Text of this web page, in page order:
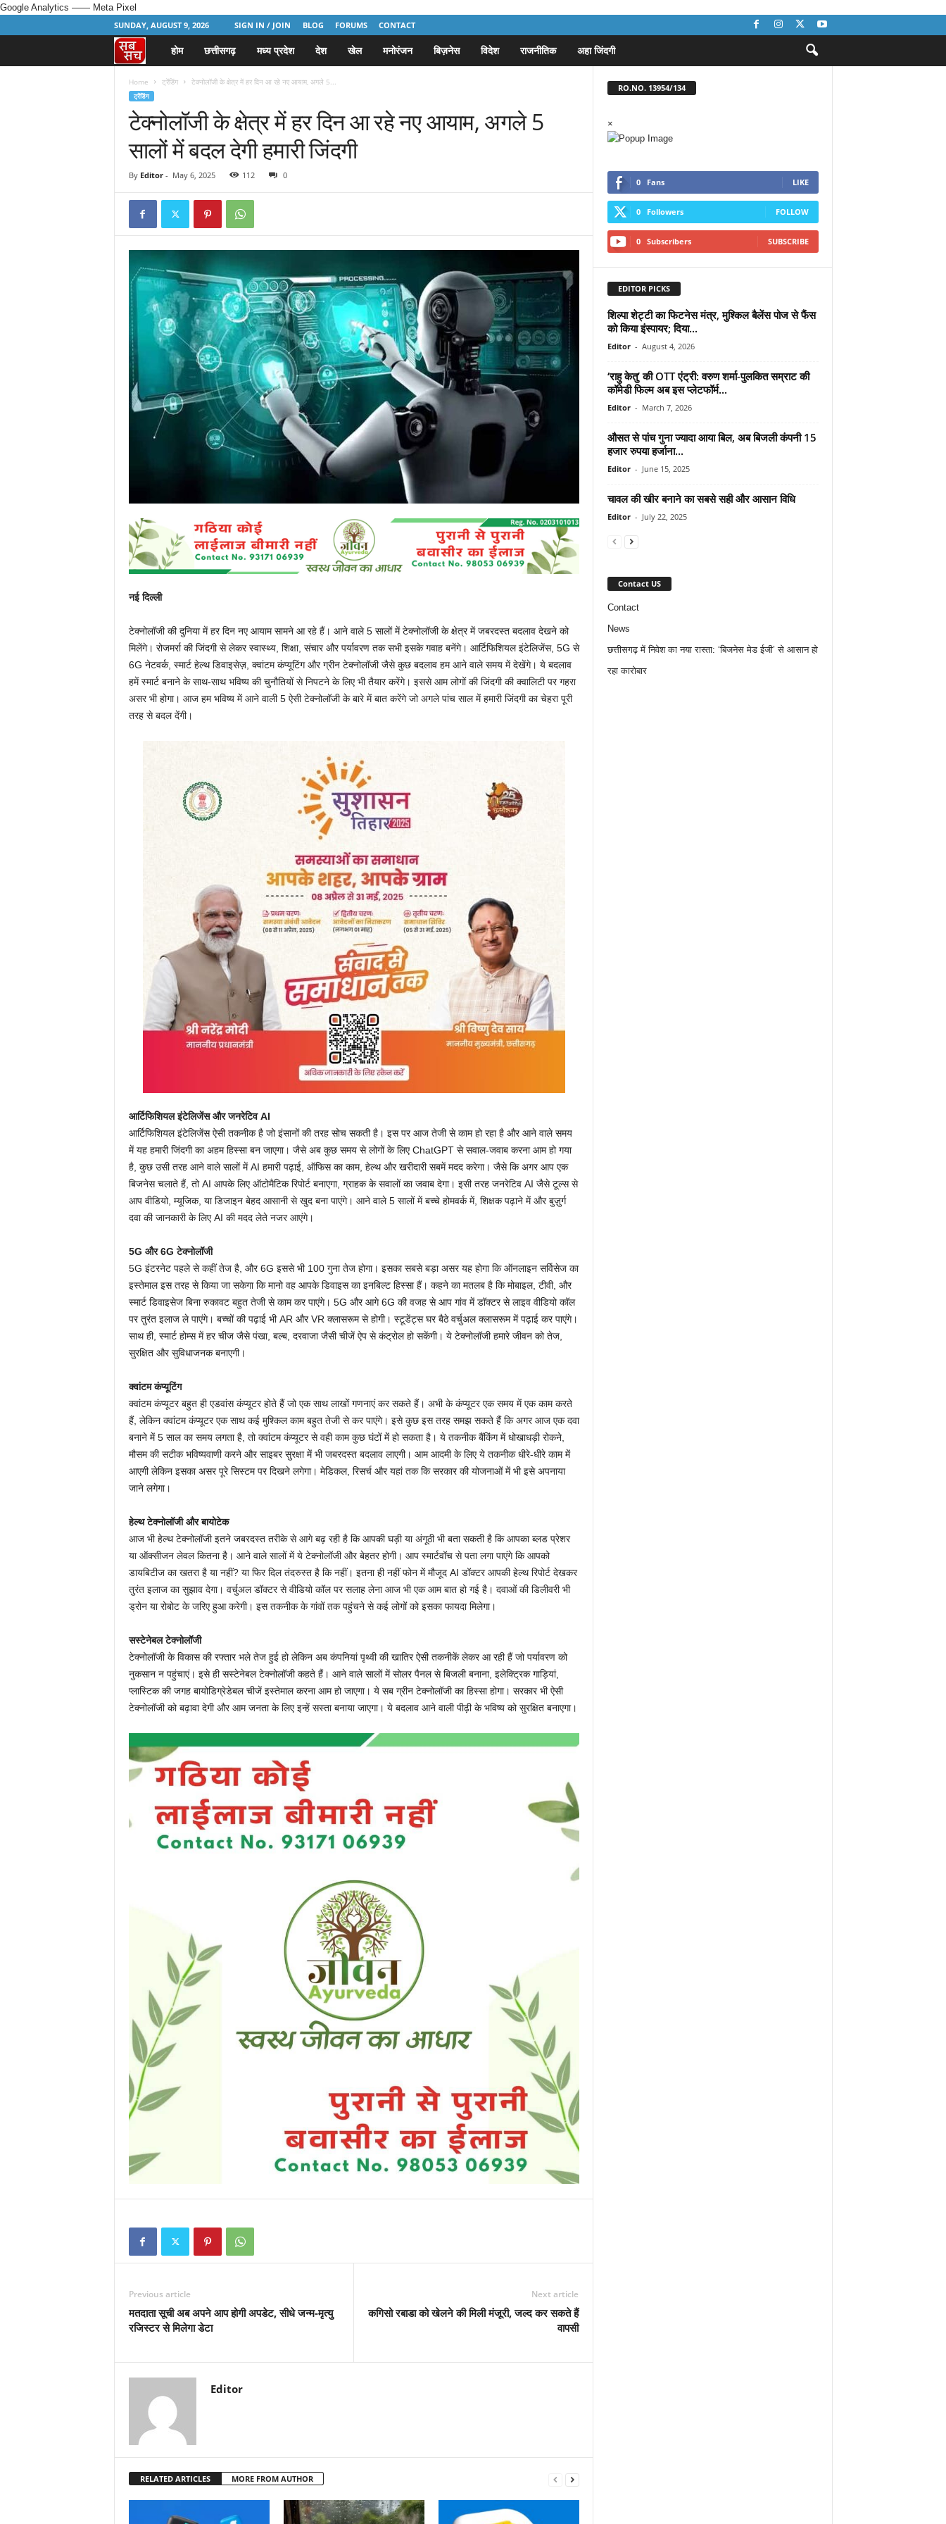
Google Analytics —— Meta Pixel
SUNDAY, AUGUST 9, 2026
SIGN IN / JOIN BLOG FORUMS CONTACT
i
n
d
i
N
e
w
s
P
t
होम छत्तीसगढ़ मध्य प्रदेश देश खेल मनोरंजन बिज़नेस विदेश राजनीतिक अहा जिंदगी
Home ट्रेंडिंग टेक्नोलॉजी के क्षेत्र में हर दिन आ रहे नए आयाम, अगले 5...
ट्रेंडिंग
टेक्नोलॉजी के क्षेत्र में हर दिन आ रहे नए आयाम, अगले 5
सालों में बदल देगी हमारी जिंदगी
By Editor- May 6, 2025 112 0
नई दिल्ली
टेक्नोलॉजी की दुनिया में हर दिन नए आयाम सामने आ रहे हैं। आने वाले 5 सालों में टेक्नोलॉजी के क्षेत्र में जबरदस्त बदलाव देखने को
मिलेंगे। रोजमर्रा की जिंदगी से लेकर स्वास्थ्य, शिक्षा, संचार और पर्यावरण तक सभी इसके गवाह बनेंगे। आर्टिफिशियल इंटेलिजेंस, 5G से
6G नेटवर्क, स्मार्ट हेल्थ डिवाइसेज़, क्वांटम कंप्यूटिंग और ग्रीन टेक्नोलॉजी जैसे कुछ बदलाव हम आने वाले समय में देखेंगे। ये बदलाव
हमें स्मार्ट बनाने के साथ-साथ भविष्य की चुनौतियों से निपटने के लिए भी तैयार करेंगे। इससे आम लोगों की जिंदगी की क्वालिटी पर गहरा
असर भी होगा। आज हम भविष्य में आने वाली 5 ऐसी टेक्नोलॉजी के बारे में बात करेंगे जो अगले पांच साल में हमारी जिंदगी का चेहरा पूरी
तरह से बदल देंगी।
आर्टिफिशियल इंटेलिजेंस और जनरेटिव AI
आर्टिफिशियल इंटेलिजेंस ऐसी तकनीक है जो इंसानों की तरह सोच सकती है। इस पर आज तेजी से काम हो रहा है और आने वाले समय
में यह हमारी जिंदगी का अहम हिस्सा बन जाएगा। जैसे अब कुछ समय से लोगों के लिए ChatGPT से सवाल-जवाब करना आम हो गया
है, कुछ उसी तरह आने वाले सालों में AI हमारी पढ़ाई, ऑफिस का काम, हेल्थ और खरीदारी सबमें मदद करेगा। जैसे कि अगर आप एक
बिजनेस चलाते हैं, तो AI आपके लिए ऑटोमैटिक रिपोर्ट बनाएगा, ग्राहक के सवालों का जवाब देगा। इसी तरह जनरेटिव AI जैसे टूल्स से
आप वीडियो, म्यूजिक, या डिजाइन बेहद आसानी से खुद बना पाएंगे। आने वाले 5 सालों में बच्चे होमवर्क में, शिक्षक पढ़ाने में और बुज़ुर्ग
दवा की जानकारी के लिए AI की मदद लेते नजर आएंगे।
5G और 6G टेक्नोलॉजी
5G इंटरनेट पहले से कहीं तेज है, और 6G इससे भी 100 गुना तेज होगा। इसका सबसे बड़ा असर यह होगा कि ऑनलाइन सर्विसेज का
इस्तेमाल इस तरह से किया जा सकेगा कि मानो वह आपके डिवाइस का इनबिल्ट हिस्सा हैं। कहने का मतलब है कि मोबाइल, टीवी, और
स्मार्ट डिवाइसेज बिना रुकावट बहुत तेजी से काम कर पाएंगे। 5G और आगे 6G की वजह से आप गांव में डॉक्टर से लाइव वीडियो कॉल
पर तुरंत इलाज ले पाएंगे। बच्चों की पढ़ाई भी AR और VR क्लासरूम से होगी। स्टूडेंट्स घर बैठे वर्चुअल क्लासरूम में पढ़ाई कर पाएंगे।
साथ ही, स्मार्ट होम्स में हर चीज जैसे पंखा, बल्ब, दरवाजा जैसी चीजें ऐप से कंट्रोल हो सकेंगी। ये टेक्नोलॉजी हमारे जीवन को तेज,
सुरक्षित और सुविधाजनक बनाएगी।
क्वांटम कंप्यूटिंग
क्वांटम कंप्यूटर बहुत ही एडवांस कंप्यूटर होते हैं जो एक साथ लाखों गणनाएं कर सकते हैं। अभी के कंप्यूटर एक समय में एक काम करते
हैं, लेकिन क्वांटम कंप्यूटर एक साथ कई मुश्किल काम बहुत तेजी से कर पाएंगे। इसे कुछ इस तरह समझ सकते हैं कि अगर आज एक दवा
बनाने में 5 साल का समय लगता है, तो क्वांटम कंप्यूटर से वही काम कुछ घंटों में हो सकता है। ये तकनीक बैंकिंग में धोखाधड़ी रोकने,
मौसम की सटीक भविष्यवाणी करने और साइबर सुरक्षा में भी जबरदस्त बदलाव लाएगी। आम आदमी के लिए ये तकनीक धीरे-धीरे काम में
आएगी लेकिन इसका असर पूरे सिस्टम पर दिखने लगेगा। मेडिकल, रिसर्च और यहां तक कि सरकार की योजनाओं में भी इसे अपनाया
जाने लगेगा।
हेल्थ टेक्नोलॉजी और बायोटेक
आज भी हेल्थ टेक्नोलॉजी इतने जबरदस्त तरीके से आगे बढ़ रही है कि आपकी घड़ी या अंगूठी भी बता सकती है कि आपका ब्लड प्रेशर
या ऑक्सीजन लेवल कितना है। आने वाले सालों में ये टेक्नोलॉजी और बेहतर होगी। आप स्मार्टवॉच से पता लगा पाएंगे कि आपको
डायबिटीज का खतरा है या नहीं? या फिर दिल तंदरुस्त है कि नहीं। इतना ही नहीं फोन में मौजूद AI डॉक्टर आपकी हेल्थ रिपोर्ट देखकर
तुरंत इलाज का सुझाव देगा। वर्चुअल डॉक्टर से वीडियो कॉल पर सलाह लेना आज भी एक आम बात हो गई है। दवाओं की डिलीवरी भी
ड्रोन या रोबोट के जरिए हुआ करेगी। इस तकनीक के गांवों तक पहुंचने से कई लोगों को इसका फायदा मिलेगा।
सस्टेनेबल टेक्नोलॉजी
टेक्नोलॉजी के विकास की रफ्तार भले तेज हुई हो लेकिन अब कंपनियां पृथ्वी की खातिर ऐसी तकनीकें लेकर आ रही हैं जो पर्यावरण को
नुकसान न पहुंचाएं। इसे ही सस्टेनेबल टेक्नोलॉजी कहते हैं। आने वाले सालों में सोलर पैनल से बिजली बनाना, इलेक्ट्रिक गाड़ियां,
प्लास्टिक की जगह बायोडिग्रेडेबल चीजें इस्तेमाल करना आम हो जाएगा। ये सब ग्रीन टेक्नोलॉजी का हिस्सा होगा। सरकार भी ऐसी
टेक्नोलॉजी को बढ़ावा देगी और आम जनता के लिए इन्हें सस्ता बनाया जाएगा। ये बदलाव आने वाली पीढ़ी के भविष्य को सुरक्षित बनाएगा।
Previous article
मतदाता सूची अब अपने आप होगी अपडेट, सीधे जन्म-मृत्यु
रजिस्टर से मिलेगा डेटा
Next article
कगिसो रबाडा को खेलने की मिली मंजूरी, जल्द कर सकते हैं
वापसी
Editor
RELATED ARTICLES MORE FROM AUTHOR
RO.NO. 13954/134
×
0 Fans LIKE
0 Followers FOLLOW
0 Subscribers SUBSCRIBE
EDITOR PICKS
शिल्पा शेट्टी का फिटनेस मंत्र, मुश्किल बैलेंस पोज से फैंस
को किया इंस्पायर; दिया...
Editor - August 4, 2026
‘राहु केतु’ की OTT एंट्री: वरुण शर्मा-पुलकित सम्राट की
कॉमेडी फिल्म अब इस प्लेटफॉर्म...
Editor - March 7, 2026
औसत से पांच गुना ज्यादा आया बिल, अब बिजली कंपनी 15
हजार रुपया हर्जाना...
Editor - June 15, 2025
चावल की खीर बनाने का सबसे सही और आसान विधि
Editor - July 22, 2025
Contact US
Contact
News
छत्तीसगढ़ में निवेश का नया रास्ता: ‘बिजनेस मेड ईजी’ से आसान हो
रहा कारोबार